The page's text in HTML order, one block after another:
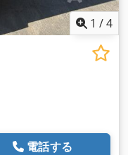
1 /4
電話する